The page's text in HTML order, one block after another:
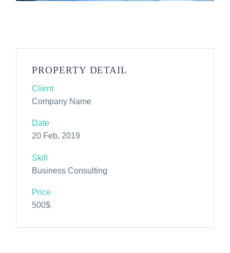
PROPERTY DETAIL
Client
Company Name
Date
20 Feb, 2019
Skill
Business Consulting
Price
500$